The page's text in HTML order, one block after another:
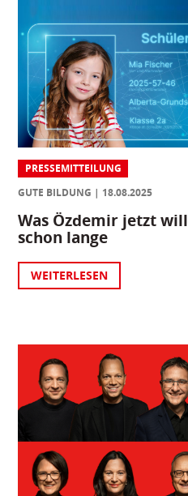
PRESSEMITTEILUNG
GUTE BILDUNG
18.08.2025
Was Özdemir jetzt
schon lange
WEITERLESEN